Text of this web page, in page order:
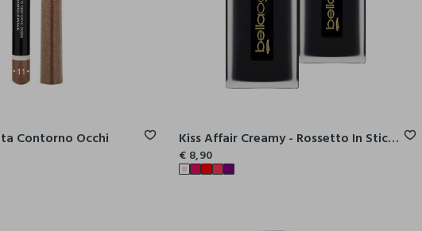
Contorno Occhi Kiss Affair Creamy - Rossetto In Stick Formula Creamy - Effetto Brillante
€ 8,90